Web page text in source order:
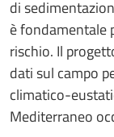
di
è fondamentale
rischio. Il
dati sul campo
climatico-
Mediterraneo